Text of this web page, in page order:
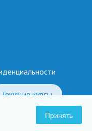
Текущие курсы
Принять